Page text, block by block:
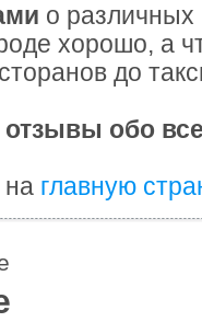
о различных
хорошо, а
до
отзывы обо
на главную